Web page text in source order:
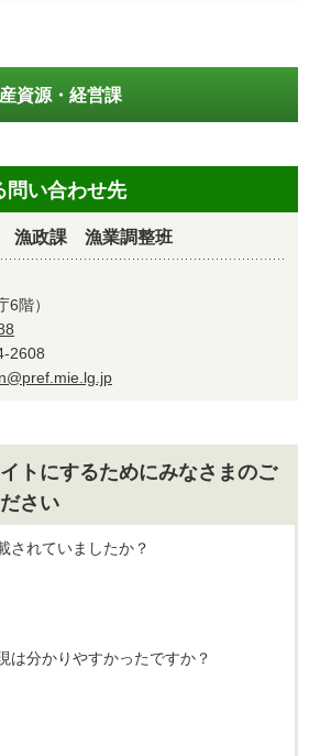
資源・経営課
問い合わせ先
漁政課 漁業調整班
階）
2608
トにするためにみなさまのご
さい
されていましたか？
は分かりやすかったですか？